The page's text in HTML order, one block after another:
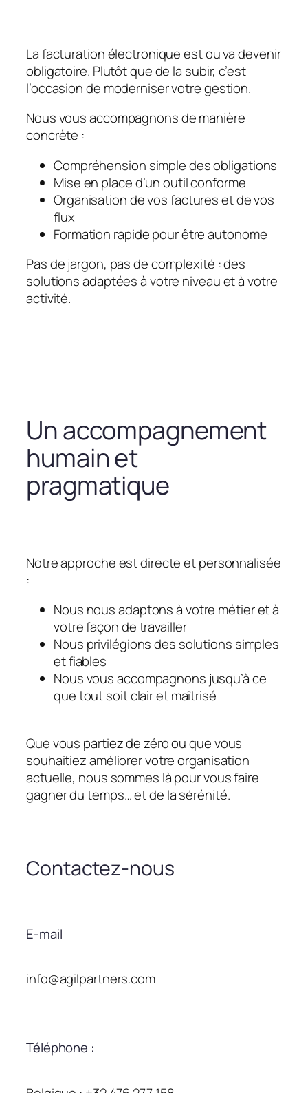
La facturation électronique est ou va devenir
obligatoire. Plutôt que de la subir, c’est
l’occasion de moderniser votre gestion.
Nous vous accompagnons de manière
concrète :
Compréhension simple des obligations
Mise en place d’un outil conforme
Organisation de vos factures et de vos
flux
Formation rapide pour être autonome
Pas de jargon, pas de complexité : des
solutions adaptées à votre niveau et à votre
activité.
Un accompagnement
humain et
pragmatique
Notre approche est directe et personnalisée
:
Nous nous adaptons à votre métier et à
votre façon de travailler
Nous privilégions des solutions simples
et fiables
Nous vous accompagnons jusqu’à ce
que tout soit clair et maîtrisé
Que vous partiez de zéro ou que vous
souhaitiez améliorer votre organisation
actuelle, nous sommes là pour vous faire
gagner du temps… et de la sérénité.
Contactez-nous
E-mail
info@agilpartners.com
Téléphone :